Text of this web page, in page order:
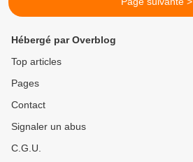
Hébergé par Overblog
Top articles
Pages
Contact
Signaler un abus
C.G.U.